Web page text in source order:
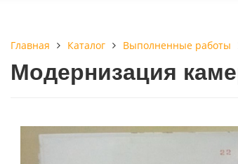
Главная Каталог Выполненные работы
Модернизация